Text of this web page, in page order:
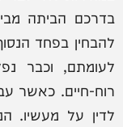
בדרכם הביתה
להבחין בפחד
לעומתם, וכבר
רוח-חיים. כאשר
לדין על